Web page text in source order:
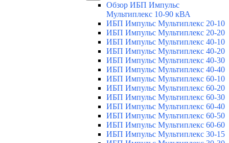
Обзор ИБП Импульс
Мультиплекс 10-90 кВА
ИБП Импульс Мультиплекс 20-10
ИБП Импульс Мультиплекс 20-20
ИБП Импульс Мультиплекс 40-10
ИБП Импульс Мультиплекс 40-20
ИБП Импульс Мультиплекс 40-30
ИБП Импульс Мультиплекс 40-40
ИБП Импульс Мультиплекс 60-10
ИБП Импульс Мультиплекс 60-20
ИБП Импульс Мультиплекс 60-30
ИБП Импульс Мультиплекс 60-40
ИБП Импульс Мультиплекс 60-50
ИБП Импульс Мультиплекс 60-60
ИБП Импульс Мультиплекс 30-15